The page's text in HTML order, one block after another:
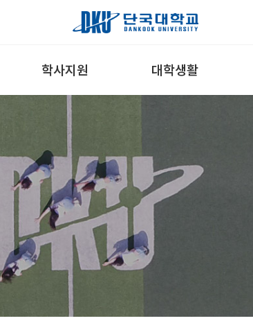
학사지원 대학생활